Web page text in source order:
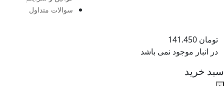
سوالات متداول
تومان
در انبار موجود نمی باشد
سبد خرید